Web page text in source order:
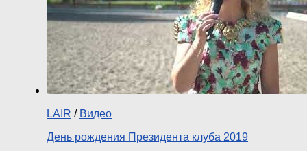
LAIR / Видео
День рождения Президента клуба 2019